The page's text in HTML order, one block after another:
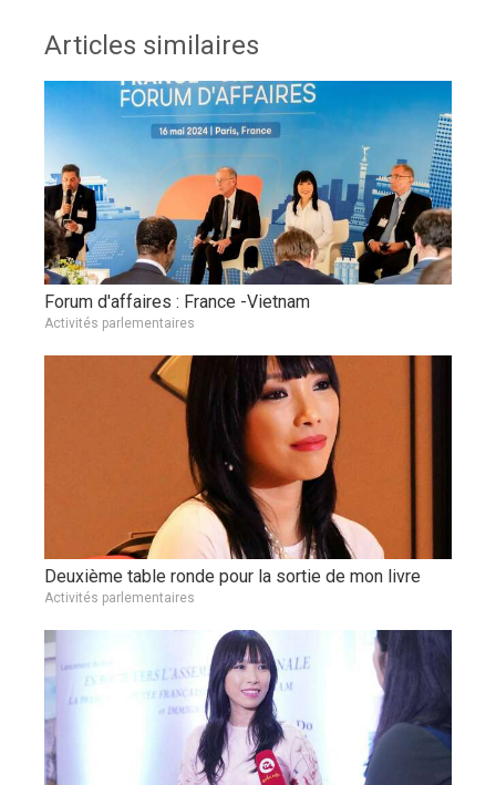
Articles similaires
Forum d'affaires : France -Vietnam
Activités parlementaires
Deuxième table ronde pour la sortie de mon livre
Activités parlementaires